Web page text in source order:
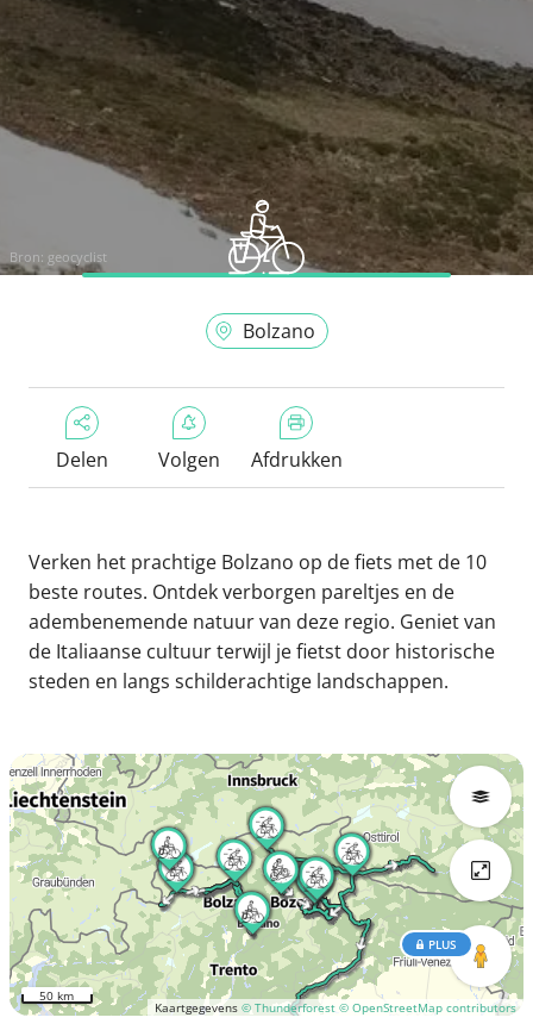
Bron: geocyclist
Bolzano
Delen Volgen Afdrukken
Verken het prachtige Bolzano op de fiets met de 10
beste routes. Ontdek verborgen pareltjes en de
adembenemende natuur van deze regio. Geniet van
de Italiaanse cultuur terwijl je fietst door historische
steden en langs schilderachtige landschappen.
Kaartgegevens © Thunderforest © OpenStreetMap contributors
PLUS
50 km